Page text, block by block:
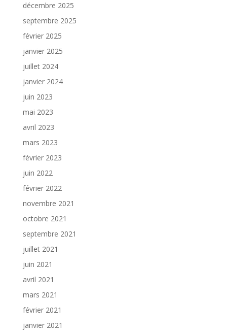
décembre 2025
septembre 2025
février 2025
janvier 2025
juillet 2024
janvier 2024
juin 2023
mai 2023
avril 2023
mars 2023
février 2023
juin 2022
février 2022
novembre 2021
octobre 2021
septembre 2021
juillet 2021
juin 2021
avril 2021
mars 2021
février 2021
janvier 2021